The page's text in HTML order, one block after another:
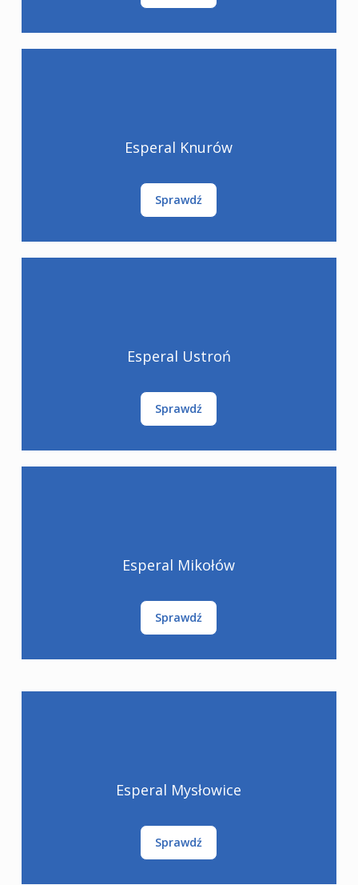
Esperal Knurów
Sprawdź
Esperal Ustroń
Sprawdź
Esperal Mikołów
Sprawdź
Esperal Mysłowice
Sprawdź